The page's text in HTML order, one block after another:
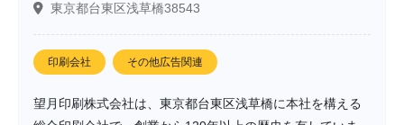
東京都台東区浅草橋38543
印刷会社 その他広告関連
望月印刷株式会社は、東京都台東区浅草橋に本社を構える